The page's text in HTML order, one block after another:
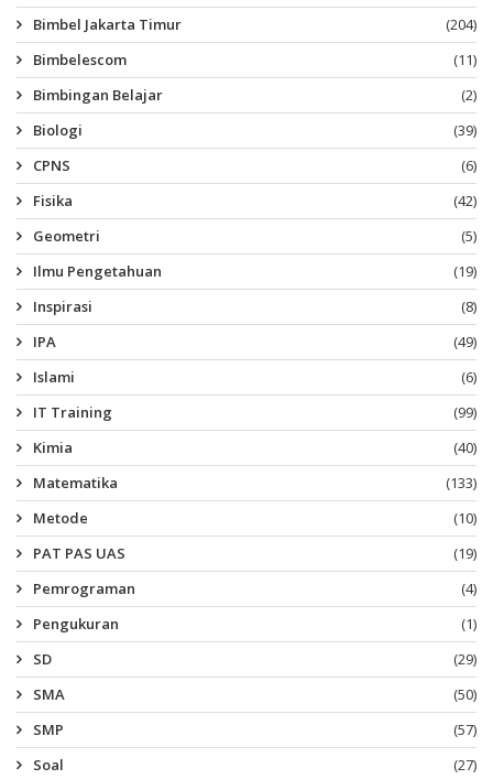
Bimbel Jakarta Timur
(204)
Bimbelescom
(11)
Bimbingan Belajar
(2)
Biologi
(39)
CPNS
(6)
Fisika
(42)
Geometri
(5)
Ilmu Pengetahuan
(19)
Inspirasi
(8)
IPA
(49)
Islami
(6)
IT Training
(99)
Kimia
(40)
Matematika
(133)
Metode
(10)
PAT PAS UAS
(19)
Pemrograman
(4)
Pengukuran
(1)
SD
(29)
SMA
(50)
SMP
(57)
Soal
(27)